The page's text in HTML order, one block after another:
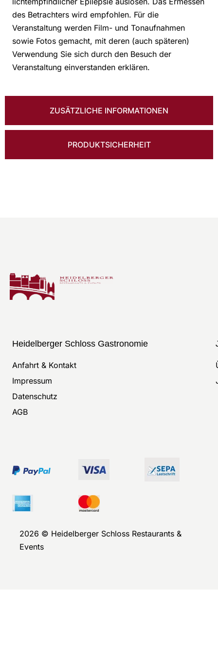
ZUSÄTZLICHE INFORMATIONEN
PRODUKTSICHERHEIT
des Betrachters wird empfohlen. Für die
Veranstaltung werden Film- und Tonaufnahmen
sowie Fotos gemacht, mit deren (auch späteren)
Verwendung Sie sich durch den Besuch der
Veranstaltung einverstanden erklären.
Heidelberger Schloss Gastronomie
Anfahrt & Kontakt
Impressum
Datenschutz
AGB
2026 © Heidelberger Schloss Restaurants &
Events